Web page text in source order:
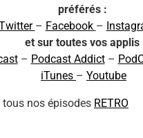
préférés :
– Facebook –
et sur toutes vos applis
– Podcast Addict–
iTunes – Youtube
tous nos épisodes RETRO